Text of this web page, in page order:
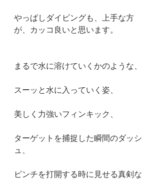
やっぱしダイビングも、上手な方
が、カッコ良いと思います。
まるで水に溶けていくかのような、
スーッと水に入っていく姿、
美しく力強いフィンキック、
ターゲットを捕捉した瞬間のダッシ
ュ、
ピンチを打開する時に見せる真剣な